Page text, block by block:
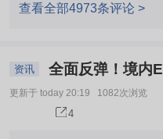
查看全部4973条评论 >
资讯 全面反弹！境内
更新于 today 20:19 1082次浏览
4